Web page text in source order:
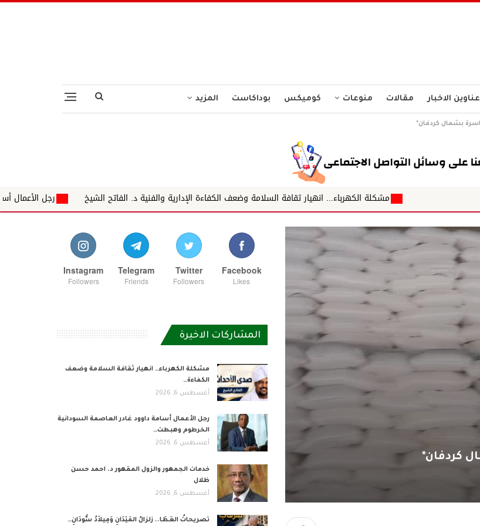
عناوين الاخبار مقالات منوعات كوميكس بوداكاست المزيد
مشكلة الكهرباء... انهيار ثقافة السلامة وضعف الكفاءة الإدارية والفنية د. الفاتح الشيخ رجل الأعمال أسامة داوود غادر
Facebook
Likes
Twitter
Followers
Telegram
Friends
Instagram
Followers
المشاركات الاخيرة
مشكلة الكهرباء… انهيار ثقافة السلامة وضعف
الكفاءة…
أغسطس 6, 2026
رجل الأعمال أسامة داوود غادر العاصمة السودانية
الخرطوم وهبطت…
أغسطس 6, 2026
خدمات الجمهور والزول المقهور د. احمد حسن
ظلال
أغسطس 6, 2026
تصريحاتُ العَطَا.. زلزالُ المَيْدَانِ وَمِيلاَدُ سُّودَانِ…